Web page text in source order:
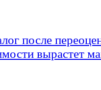
после
вырастет